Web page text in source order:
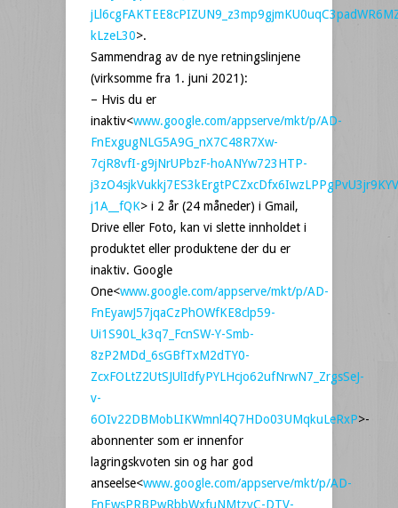
kLzeL30>.
Sammendrag av de nye retningslinjene
(virksomme fra 1. juni 2021):
– Hvis du er
inaktiv<www.google.com/appserve/mkt/p/AD-
FnExgugNLG5A9G_nX7C48R7Xw-
7cjR8vfI-g9jNrUPbzF-hoANYw723HTP-
j1A__fQK> i 2 år (24 måneder) i Gmail,
Drive eller Foto, kan vi slette innholdet i
produktet eller produktene der du er
inaktiv. Google
One<www.google.com/appserve/mkt/p/AD-
FnEyawJ57jqaCzPhOWfKE8clp59-
Ui1S90L_k3q7_FcnSW-Y-Smb-
8zP2MDd_6sGBfTxM2dTY0-
ZcxFOLtZ2UtSJUlIdfyPYLHcjo62ufNrwN7_ZrgsSeJ-
v-
6OIv22DBMobLIKWmnl4Q7HDo03UMqkuLeRxP>-
abonnenter som er innenfor
lagringskvoten sin og har god
anseelse<www.google.com/appserve/mkt/p/AD-
FnEwsPRBPwRbbWxfuNMtzvC-DTV-